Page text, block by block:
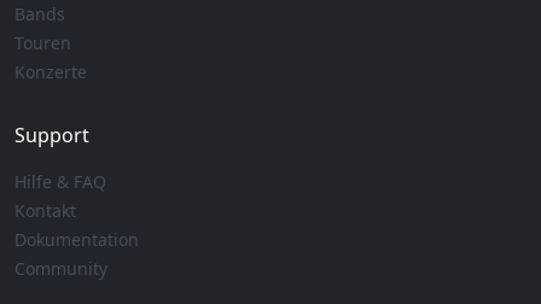
Bands
Touren
Konzerte
Support
Hilfe & FAQ
Kontakt
Dokumentation
Community